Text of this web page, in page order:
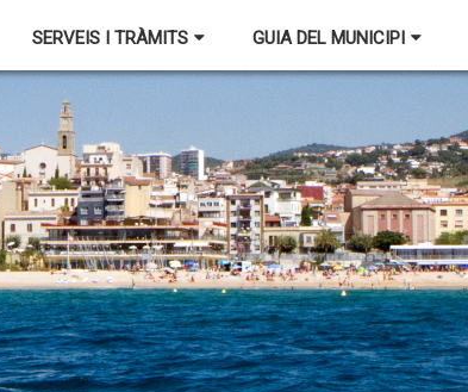
SERVEIS I TRÀMITS GUIA DEL MUNICIPI